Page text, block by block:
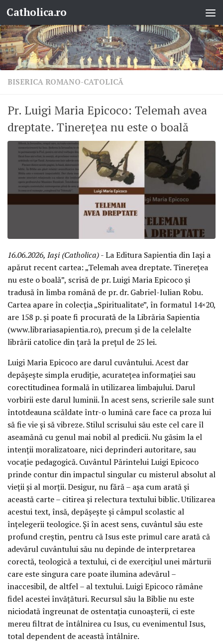
Skip to content
Catholica.ro
BISERICA ROMANO-CATOLICĂ
Pr. Luigi Maria Epicoco: Telemah avea
dreptate. Tinerețea nu este o boală
16.06.2026, Iași (Catholica)- La Editura Sapientia din Iași a
apărut recent cartea: „Telemah avea dreptate. Tinerețea
nu este o boală”, scrisă de pr. Luigi Maria Epicoco și
tradusă în limba română de pr. dr. Gabriel-Iulian Robu.
Cartea apare în colecția „Spiritualitate”, în formatul 14×20,
are 158 p. şi poate fi procurată de la Librăria Sapientia
(www.librariasapientia.ro), precum şi de la celelalte
librării catolice din țară la prețul de 25 lei.
Luigi Maria Epicoco are darul cuvântului. Acest dar
depășește simpla erudiție, acuratețea informației sau
corectitudinea formală în utilizarea limbajului. Darul
vorbirii este darul luminii. În acest sens, scrierile sale sunt
întotdeauna scăldate într-o lumină care face ca proza lui
să fie vie și să vibreze. Stilul scrisului său este cel care îl
aseamănă cu genul mai nobil al predicii. Nu găsim la el
intenții moralizatoare, nici deprinderi autoritare, sau
vocație pedagogică. Cuvântul Părintelui Luigi Epicoco
prinde contur din impactul singular cu misterul absolut al
vieții și al morții. Desigur, nu fără – așa cum arată și
această carte – citirea și relectura textului biblic. Utilizarea
acestui text, însă, depășește și câmpul scolastic al
înțelegerii teologice. Și în acest sens, cuvântul său este
profund creștin, pentru că Isus este primul care arată că
adevărul cuvântului său nu depinde de interpretarea
corectă, teologică a textului, ci de exercițiul unei mărturii
care este singura care poate ilumina adevărul –
inaccesibil, de altfel – al textului. Luigi Epicoco rămâne
fidel acestei învățături. Recursul său la Biblie nu este
niciodată îngreunat de ostentația cunoașterii, ci este
mereu filtrat de întâlnirea cu Isus, cu evenimentul Isus,
total dependent de această întâlnire.